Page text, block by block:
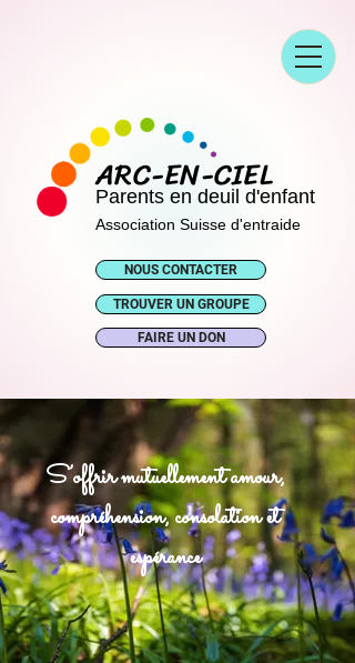
ARC-EN-CIEL
Parents en deuil d'enfant
Association Suisse d'entraide
NOUS CONTACTER
TROUVER UN GROUPE
FAIRE UN DON
S’offrir mutuellement amour,
compréhension, consolation et
espérance